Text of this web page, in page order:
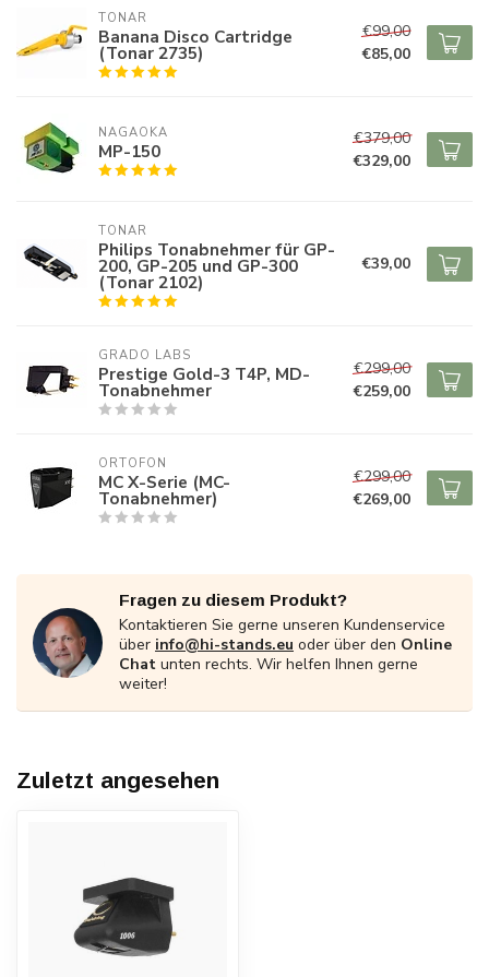
TONAR
Banana Disco Cartridge
(Tonar 2735)
€99,00
€85,00
NAGAOKA
MP-150
€379,00
€329,00
TONAR
Philips Tonabnehmer für GP-
200, GP-205 und GP-300
(Tonar 2102)
€39,00
GRADO LABS
Prestige Gold-3 T4P, MD-
Tonabnehmer
€299,00
€259,00
ORTOFON
MC X-Serie (MC-
Tonabnehmer)
€299,00
€269,00
Fragen zu diesem Produkt?
Kontaktieren Sie gerne unseren Kundenservice
über info@hi-stands.eu oder über den Online
Chat unten rechts. Wir helfen Ihnen gerne
weiter!
Zuletzt angesehen